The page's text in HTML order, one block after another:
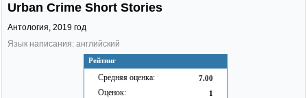
Рейтинг
Средняя оценка: 7.00
Оценок: 1
Urban Crime Short Stories
Антология, 2019 год
Язык написания: английский